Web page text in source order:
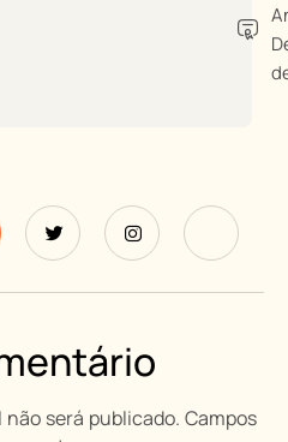
será publicado. Campos